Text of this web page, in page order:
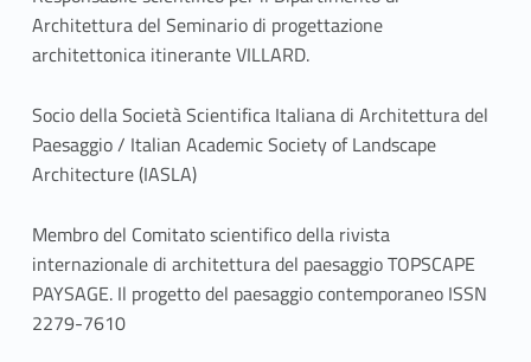
Architettura del Seminario di progettazione
architettonica itinerante VILLARD.
Socio della Società Scientifica Italiana di Architettura del
Paesaggio / Italian Academic Society of Landscape
Architecture (IASLA)
Membro del Comitato scientifico della rivista
internazionale di architettura del paesaggio TOPSCAPE
PAYSAGE. Il progetto del paesaggio contemporaneo ISSN
2279-7610